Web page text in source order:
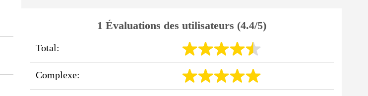
1 Évaluations des utilisateurs (4.4/5)
Total:
Complexe: